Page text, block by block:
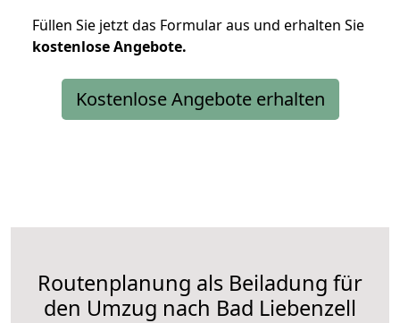
Füllen Sie jetzt das Formular aus und erhalten Sie
kostenloseAngebote.
Kostenlose Angebote erhalten
Routenplanung als Beiladung für
den Umzug nach Bad Liebenzell